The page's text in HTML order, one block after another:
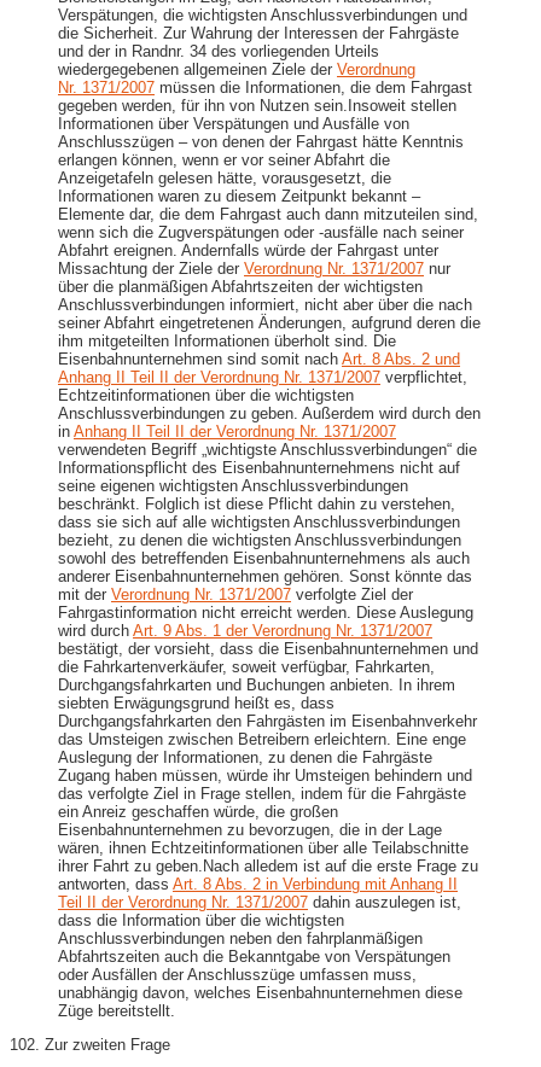
Verspätungen, die wichtigsten Anschlussverbindungen und
die Sicherheit. Zur Wahrung der Interessen der Fahrgäste
und der in Randnr. 34 des vorliegenden Urteils
wiedergegebenen allgemeinen Ziele der Verordnung
Nr. 1371/2007 müssen die Informationen, die dem Fahrgast
gegeben werden, für ihn von Nutzen sein.Insoweit stellen
Informationen über Verspätungen und Ausfälle von
Anschlusszügen – von denen der Fahrgast hätte Kenntnis
erlangen können, wenn er vor seiner Abfahrt die
Anzeigetafeln gelesen hätte, vorausgesetzt, die
Informationen waren zu diesem Zeitpunkt bekannt –
Elemente dar, die dem Fahrgast auch dann mitzuteilen sind,
wenn sich die Zugverspätungen oder -ausfälle nach seiner
Abfahrt ereignen. Andernfalls würde der Fahrgast unter
Missachtung der Ziele der Verordnung Nr. 1371/2007 nur
über die planmäßigen Abfahrtszeiten der wichtigsten
Anschlussverbindungen informiert, nicht aber über die nach
seiner Abfahrt eingetretenen Änderungen, aufgrund deren die
ihm mitgeteilten Informationen überholt sind. Die
Eisenbahnunternehmen sind somit nach Art. 8 Abs. 2 und
Anhang II Teil II der Verordnung Nr. 1371/2007 verpflichtet,
Echtzeitinformationen über die wichtigsten
Anschlussverbindungen zu geben. Außerdem wird durch den
in Anhang II Teil II der Verordnung Nr. 1371/2007
verwendeten Begriff „wichtigste Anschlussverbindungen“ die
Informationspflicht des Eisenbahnunternehmens nicht auf
seine eigenen wichtigsten Anschlussverbindungen
beschränkt. Folglich ist diese Pflicht dahin zu verstehen,
dass sie sich auf alle wichtigsten Anschlussverbindungen
bezieht, zu denen die wichtigsten Anschlussverbindungen
sowohl des betreffenden Eisenbahnunternehmens als auch
anderer Eisenbahnunternehmen gehören. Sonst könnte das
mit der Verordnung Nr. 1371/2007 verfolgte Ziel der
Fahrgastinformation nicht erreicht werden. Diese Auslegung
wird durch Art. 9 Abs. 1 der Verordnung Nr. 1371/2007
bestätigt, der vorsieht, dass die Eisenbahnunternehmen und
die Fahrkartenverkäufer, soweit verfügbar, Fahrkarten,
Durchgangsfahrkarten und Buchungen anbieten. In ihrem
siebten Erwägungsgrund heißt es, dass
Durchgangsfahrkarten den Fahrgästen im Eisenbahnverkehr
das Umsteigen zwischen Betreibern erleichtern. Eine enge
Auslegung der Informationen, zu denen die Fahrgäste
Zugang haben müssen, würde ihr Umsteigen behindern und
das verfolgte Ziel in Frage stellen, indem für die Fahrgäste
ein Anreiz geschaffen würde, die großen
Eisenbahnunternehmen zu bevorzugen, die in der Lage
wären, ihnen Echtzeitinformationen über alle Teilabschnitte
ihrer Fahrt zu geben.Nach alledem ist auf die erste Frage zu
antworten, dass Art. 8 Abs. 2 in Verbindung mit Anhang II
Teil II der Verordnung Nr. 1371/2007 dahin auszulegen ist,
dass die Information über die wichtigsten
Anschlussverbindungen neben den fahrplanmäßigen
Abfahrtszeiten auch die Bekanntgabe von Verspätungen
oder Ausfällen der Anschlusszüge umfassen muss,
unabhängig davon, welches Eisenbahnunternehmen diese
Züge bereitstellt.
102. Zur zweiten Frage